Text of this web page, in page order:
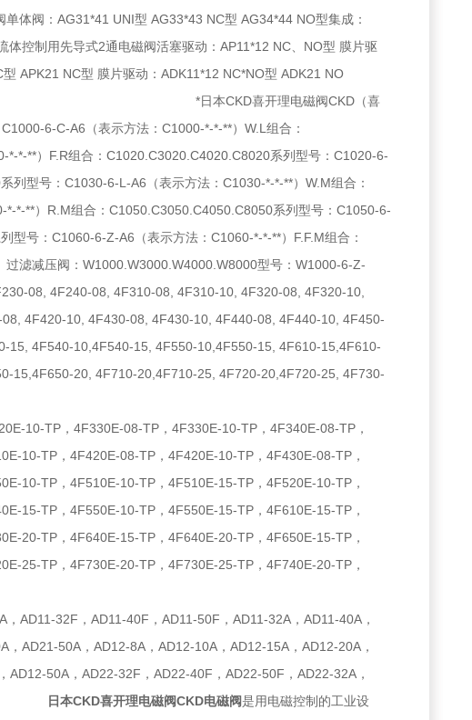
体阀：AG31*41 UNI型 AG33*43 NC型 AG34*44 NO型集成：
控制用先导式2通电磁阀活塞驱动：AP11*12 NC、NO型 膜片驱
APK21 NC型 膜片驱动：ADK11*12 NC*NO型 ADK21 NO
电磁阀CKD（喜
6-C-A6（表示方法：C1000-*-*-**）W.L组合：
*-**）F.R组合：C1020.C3020.C4020.C8020系列型号：C1020-6-
型号：C1030-6-L-A6（表示方法：C1030-*-*-**）W.M组合：
*-**）R.M组合：C1050.C3050.C4050.C8050系列型号：C1050-6-
号：C1060-6-Z-A6（表示方法：C1060-*-*-**）F.F.M组合：
滤减压阀：W1000.W3000.W4000.W8000型号：W1000-6-Z-
08, 4F240-08, 4F310-08, 4F310-10, 4F320-08, 4F320-10,
4F420-10, 4F430-08, 4F430-10, 4F440-08, 4F440-10, 4F450-
4F540-10,4F540-15, 4F550-10,4F550-15, 4F610-15,4F610-
15,4F650-20, 4F710-20,4F710-25, 4F720-20,4F720-25, 4F730-
10-TP，4F330E-08-TP，4F330E-10-TP，4F340E-08-TP，
10-TP，4F420E-08-TP，4F420E-10-TP，4F430E-08-TP，
10-TP，4F510E-10-TP，4F510E-15-TP，4F520E-10-TP，
15-TP，4F550E-10-TP，4F550E-15-TP，4F610E-15-TP，
20-TP，4F640E-15-TP，4F640E-20-TP，4F650E-15-TP，
25-TP，4F730E-20-TP，4F730E-25-TP，4F740E-20-TP，
AD11-32F，AD11-40F，AD11-50F，AD11-32A，AD11-40A，
AD21-50A，AD12-8A，AD12-10A，AD12-15A，AD12-20A，
50A，AD22-32F，AD22-40F，AD22-50F，AD22-32A，
日本CKD喜开理电磁阀CKD电磁阀是用电磁控制的工业设